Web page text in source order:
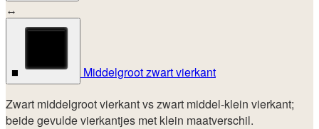
↔
◼️
Middelgroot zwart vierkant
Zwart middelgroot vierkant vs zwart middel-klein vierkant;
beide gevulde vierkantjes met klein maatverschil.